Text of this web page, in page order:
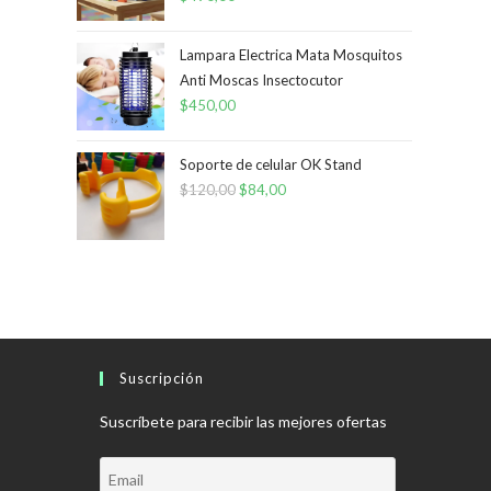
Lampara Electrica Mata Mosquitos
Anti Moscas Insectocutor
$450,00
Soporte de celular OK Stand
$120,00El
$84,00El
Suscripción
Suscríbete para recibir las mejores ofertas